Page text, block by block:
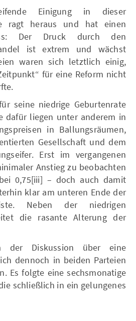
Einigung in dieser
ragt heraus und hat einen
Der Druck durch den
ist extrem und wächst
waren sich letztlich einig,
für eine Reform nicht
seine niedrige Geburtenrate
dafür liegen unter anderem in
in Ballungsräumen,
Gesellschaft und dem
Erst im vergangenen
Anstieg zu beobachten
0,75[iii] – doch auch damit
klar am unteren Ende der
Neben der niedrigen
die rasante Alterung der
der Diskussion über eine
dennoch in beiden Parteien
Es folgte eine sechsmonatige
schließlich in ein gelungenes